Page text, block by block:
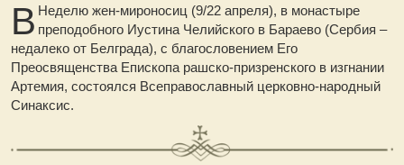
В Неделю жен-мироносиц (9/22 апреля), в монастыре
преподобного Иустина Челийского в Бараево (Сербия –
недалеко от Белграда), с благословением Его
Преосвященства Епископа рашско-призренского в изгнании
Артемия, состоялся Всеправославный церковно-народный
Синаксис.